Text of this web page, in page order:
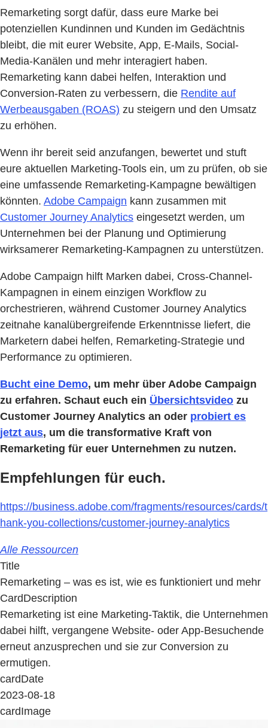
Remarketing sorgt dafür, dass eure Marke bei
potenziellen Kundinnen und Kunden im Gedächtnis
bleibt, die mit eurer Website, App, E-Mails, Social-
Media-Kanälen und mehr interagiert haben.
Remarketing kann dabei helfen, Interaktion und
Conversion-Raten zu verbessern, die Rendite auf
Werbeausgaben (ROAS) zu steigern und den Umsatz
zu erhöhen.
Wenn ihr bereit seid anzufangen, bewertet und stuft
eure aktuellen Marketing-Tools ein, um zu prüfen, ob sie
eine umfassende Remarketing-Kampagne bewältigen
könnten. Adobe Campaign kann zusammen mit
Customer Journey Analytics eingesetzt werden, um
Unternehmen bei der Planung und Optimierung
wirksamerer Remarketing-Kampagnen zu unterstützen.
Adobe Campaign hilft Marken dabei, Cross-Channel-
Kampagnen in einem einzigen Workflow zu
orchestrieren, während Customer Journey Analytics
zeitnahe kanalübergreifende Erkenntnisse liefert, die
Marketern dabei helfen, Remarketing-Strategie und
Performance zu optimieren.
Bucht eine Demo, um mehr über Adobe Campaign
zu erfahren. Schaut euch ein Übersichtsvideo zu
Customer Journey Analytics an oder probiert es
jetzt aus, um die transformative Kraft von
Remarketing für euer Unternehmen zu nutzen.
Empfehlungen für euch.
https://business.adobe.com/fragments/resources/cards/t
hank-you-collections/customer-journey-analytics
Alle Ressourcen
Title
Remarketing – was es ist, wie es funktioniert und mehr
CardDescription
Remarketing ist eine Marketing-Taktik, die Unternehmen
dabei hilft, vergangene Website- oder App-Besuchende
erneut anzusprechen und sie zur Conversion zu
ermutigen.
cardDate
2023-08-18
cardImage